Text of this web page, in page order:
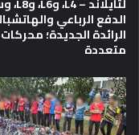
الدفع الرباعي
الرائدة الجديدة؛ محركات
متعددة